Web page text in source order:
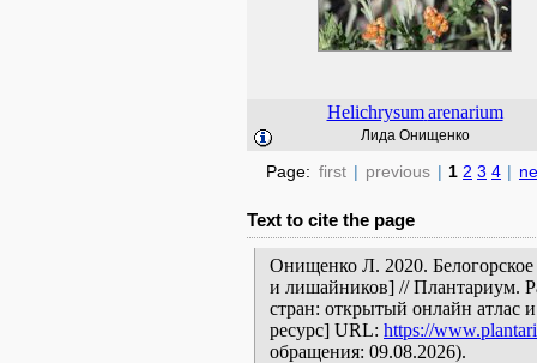
Helichrysum arenarium
Лида Онищенко
Page: first | previous | 1 2 3 4 |
Text to cite the page
Онищенко Л. 2020. Белогорское
и лишайников] // Плантариум.
стран: открытый онлайн атлас
ресурс] URL: https://
обращения: 09.08.2026).